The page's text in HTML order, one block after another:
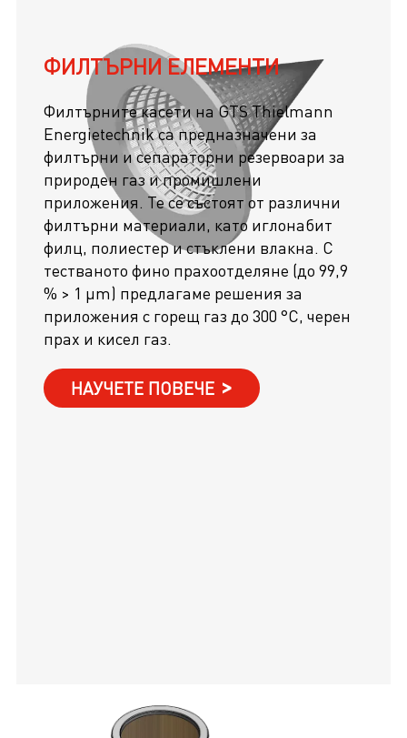
ФИЛТЪРНИ ЕЛЕМЕНТИ
Филтърните касети на GTS Thielmann
Energietechnik са предназначени за
филтърни и сепараторни резервоари за
природен газ и промишлени
приложения. Те се състоят от различни
филтърни материали, като иглонабит
филц, полиестер и стъклени влакна. С
тестваното фино прахоотделяне (до 99,9
% > 1 µm) предлагаме решения за
приложения с горещ газ до 300 °C, черен
прах и кисел газ.
НАУЧЕТЕ ПОВЕЧЕ